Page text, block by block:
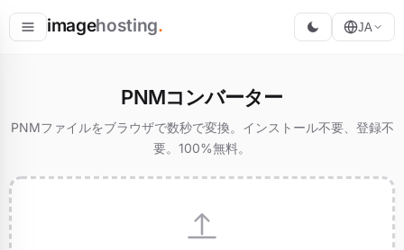
imagehosting. JA
PNMコンバーター
PNMファイルをブラウザで数秒で変換。インストール不要、登録不
要。100%無料。